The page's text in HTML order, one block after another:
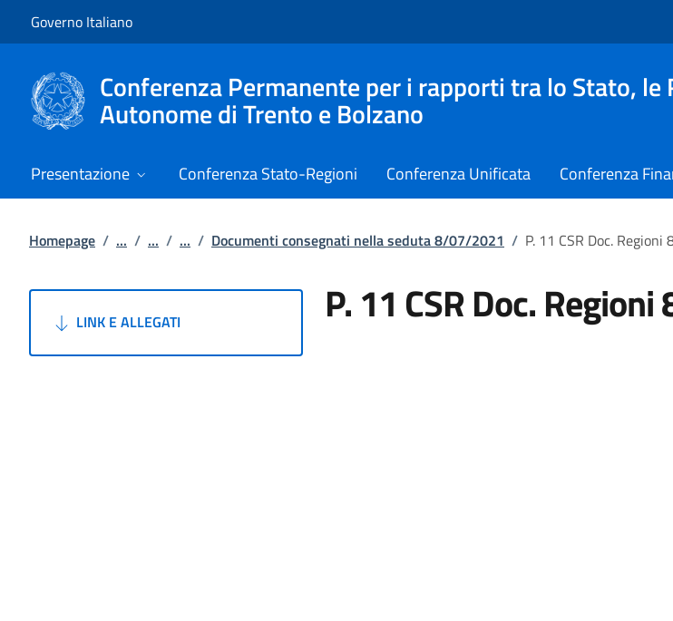
Governo Italiano
Conferenza Permanente per i rapporti tra lo Stato, le
Autonome di Trento e Bolzano
Presentazione Conferenza Stato-Regioni Conferenza Unificata Conferenza
Homepage / ... / ... / ... / Documenti consegnati nella seduta 8/07/2021 / P. 11 CSR Doc.
LINK E ALLEGATI P. 11 CSR Doc.